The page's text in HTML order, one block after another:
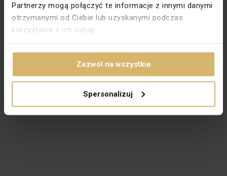
Partnerzy mogą połączyć te informacje z innymi danymi
otrzymanymi od Ciebie lub uzyskanymi podczas
korzystania z ich usług.
Zezwól na wszystkie
Spersonalizuj